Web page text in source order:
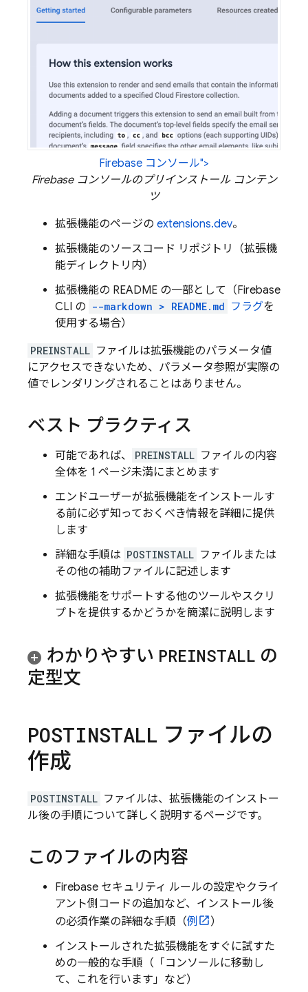
Firebase コンソール">
Firebaseコンソールのプリインストール コンテン
ツ
拡張機能のページの extensions.dev。
拡張機能のソースコード リポジトリ（拡張機
能ディレクトリ内）
拡張機能の README の一部として（Firebase
CLI の --markdown > README.md フラグを
使用する場合）
PREINSTALL ファイルは拡張機能のパラメータ値
にアクセスできないため、パラメータ参照が実際の
値でレンダリングされることはありません。
ベスト プラクティス
可能であれば、 PREINSTALL ファイルの内容
全体を 1 ページ未満にまとめます
エンドユーザーが拡張機能をインストールす
る前に必ず知っておくべき情報を詳細に提供
します
詳細な手順は POSTINSTALL ファイルまたは
その他の補助ファイルに記述します
拡張機能をサポートする他のツールやスクリ
プトを提供するかどうかを簡潔に説明します
わかりやすい PREINSTALL の
定型文
POSTINSTALL ファイルの
作成
POSTINSTALL ファイルは、拡張機能のインストー
ル後の手順について詳しく説明するページです。
このファイルの内容
Firebase セキュリティ ルールの設定やクライ
アント側コードの追加など、 インストール後
の必須作業の詳細な手順（例
）
インストールされた拡張機能をすぐに試すた
めの一般的な手順（「コンソールに移動し
て、これを行います」など）